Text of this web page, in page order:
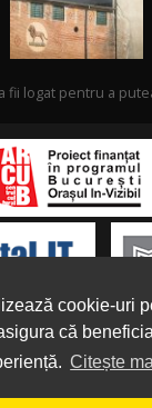
cookie-uri
că
Citește
fii logat pentru a